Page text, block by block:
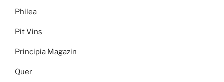
Philea
Pit Vins
Principia Magazin
Quer